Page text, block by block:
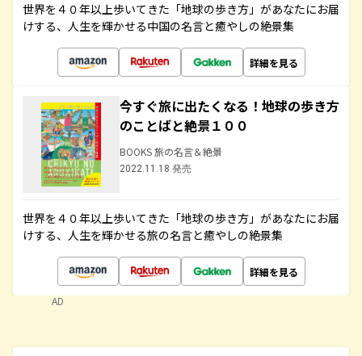
世界を４０年以上歩いてきた「地球の歩き方」があなたにお届
けする、人生を輝かせる中国の名言と癒やしの絶景集
詳細を見る
今すぐ旅に出たくなる！地球の歩き方
のことばと絶景１００
BOOKS 旅の名言＆絶景
2022.11.18 発売
世界を４０年以上歩いてきた「地球の歩き方」があなたにお届
けする、人生を輝かせる旅の名言と癒やしの絶景集
詳細を見る
AD